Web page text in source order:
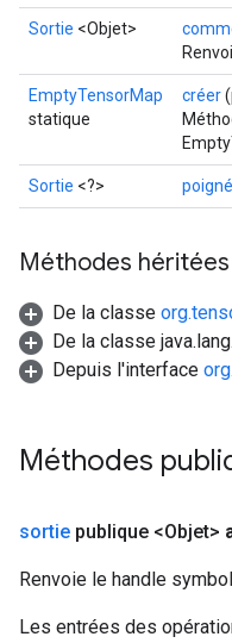
Sortie <Objet>
EmptyTensorMap
statique
créer
Sortie <?>
Méthodes héritées
De la classe
De la classe
Depuis l'interface
Méthodes
sortie publique <Objet>
Renvoie le handle
Les entrées des